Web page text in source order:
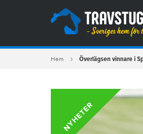
Hem Överlägsen vinnare i
NYHETER